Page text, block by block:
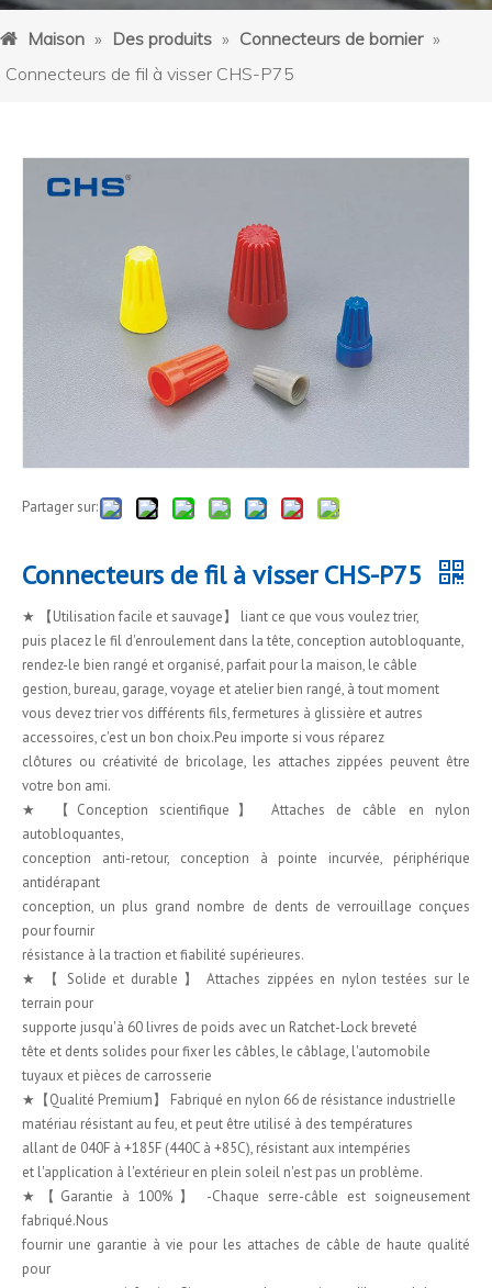
Maison » Des produits » Connecteurs de bornier »
Connecteurs de fil à visser CHS-P75
Partager sur:
Connecteurs de fil à visser CHS-P75
★ 【Utilisation facile et sauvage】 liant ce que vous voulez trier,
puis placez le fil d'enroulement dans la tête, conception autobloquante,
rendez-le bien rangé et organisé, parfait pour la maison, le câble
gestion, bureau, garage, voyage et atelier bien rangé, à tout moment
vous devez trier vos différents fils, fermetures à glissière et autres
accessoires, c'est un bon choix.Peu importe si vous réparez
clôtures ou créativité de bricolage, les attaches zippées peuvent être
votre bon ami.
★ 【Conception scientifique】 Attaches de câble en nylon
autobloquantes,
conception anti-retour, conception à pointe incurvée, périphérique
antidérapant
conception, un plus grand nombre de dents de verrouillage conçues
pour fournir
résistance à la traction et fiabilité supérieures.
★ 【 Solide et durable 】 Attaches zippées en nylon testées sur le
terrain pour
supporte jusqu'à 60 livres de poids avec un Ratchet-Lock breveté
tête et dents solides pour fixer les câbles, le câblage, l'automobile
tuyaux et pièces de carrosserie
★【Qualité Premium】 Fabriqué en nylon 66 de résistance industrielle
matériau résistant au feu, et peut être utilisé à des températures
allant de 040F à +185F (440C à +85C), résistant aux intempéries
et l'application à l'extérieur en plein soleil n'est pas un problème.
★【Garantie à 100%】 -Chaque serre-câble est soigneusement
fabriqué.Nous
fournir une garantie à vie pour les attaches de câble de haute qualité
pour